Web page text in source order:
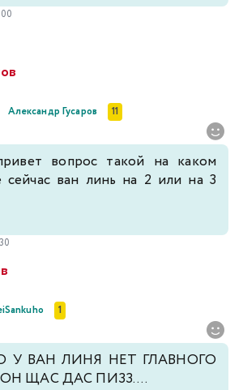
Александр Гусаров 11
вопрос такой на каком
сейчас ван линь на 2 или на 3
1
У ВАН ЛИНЯ НЕТ ГЛАВНОГО
ЩАС ДАС ПИЗЗ....